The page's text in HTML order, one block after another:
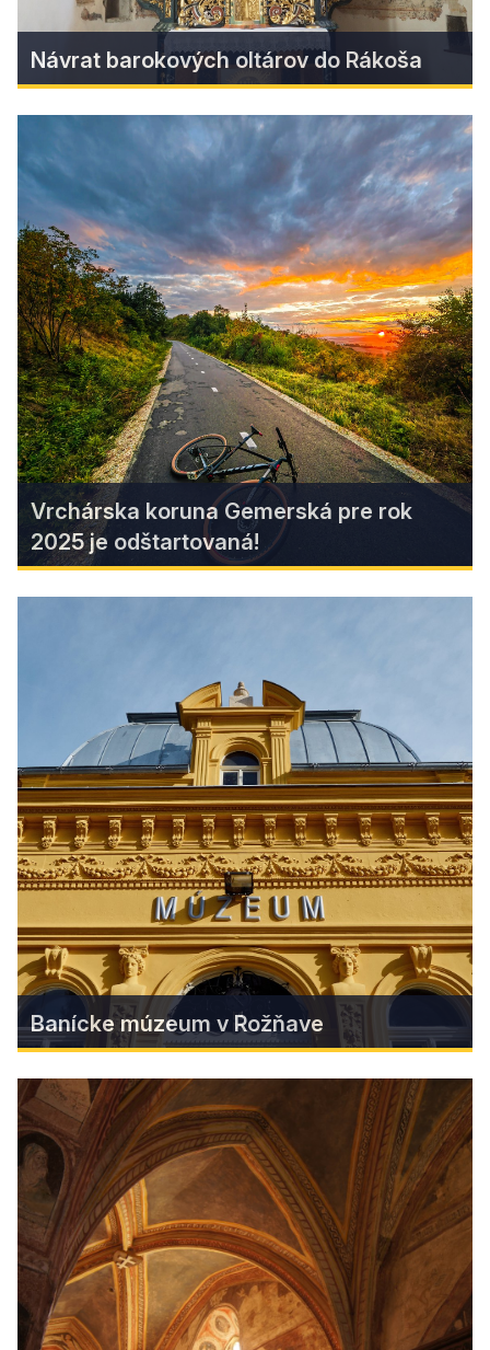
Návrat barokových oltárov do Rákoša
Návrat barokových oltárov do
Rákoša
Do rákošského Kostola Najsvätejšej Trojice,
nositeľa prestížnej značky Európskeho
dedičstva, sa po takmer tridsiatich rokoch vrátila
časť jeho vzácneho barokového mobiliára.
Find more
Vrchárska koruna Gemerská pre rok
2025 je odštartovaná!
Vrchárska koruna Gemerská pre
rok 2025 je odštartovaná!
Cyklovýzva pre každého, komu bije srdce pre
kopce, výhľady a poriadnu dávku adrenalínu je
spustená!
Find more
Banícke múzeum v Rožňave
Banícke múzeum v Rožňave
Ak chcete vidieť ako to vyzerá v bani, pravý
banský vláčik, 3. najstarší parný valec na svete,
či nádherné výtvarné diela, expozície Baníckeho
múzea sú tie správne miesta, kam zájsť pri
návšteve Rožňavy.